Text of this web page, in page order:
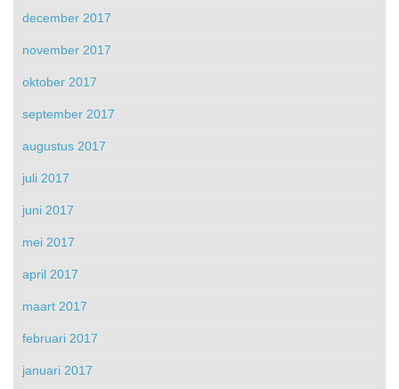
december 2017
november 2017
oktober 2017
september 2017
augustus 2017
juli 2017
juni 2017
mei 2017
april 2017
maart 2017
februari 2017
januari 2017